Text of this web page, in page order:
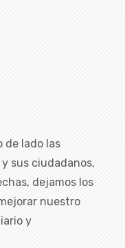
de lado las
sus ciudadanos,
dejamos los
nuestro
y